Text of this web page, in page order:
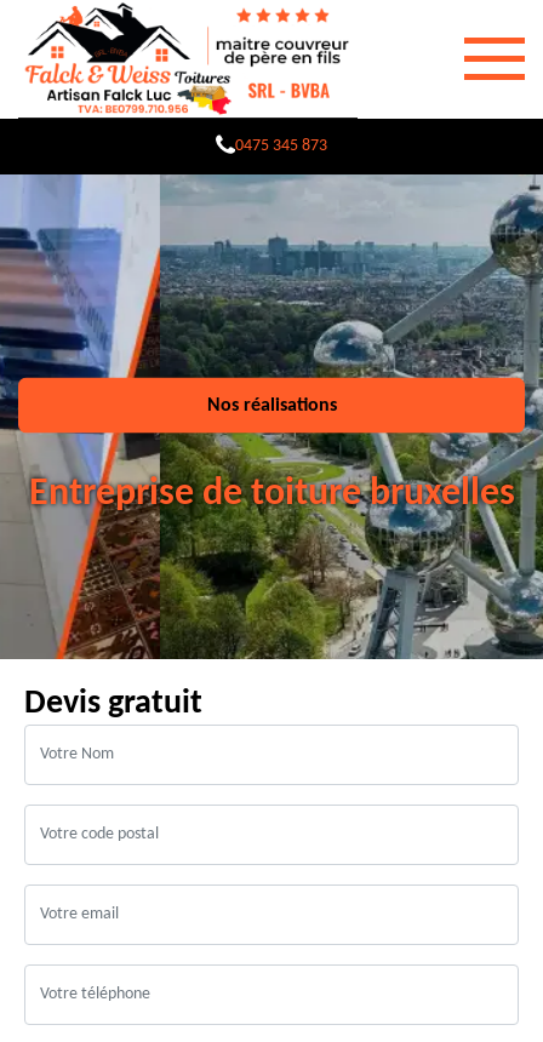
0475 345 873
Nos réalisations
Entreprise de toiture bruxelles
Devis gratuit